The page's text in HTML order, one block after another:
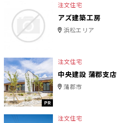
注文住宅
アズ建築工房
浜松エリア
PR
注文住宅
中央建設 蒲郡支店
蒲郡市
注文住宅